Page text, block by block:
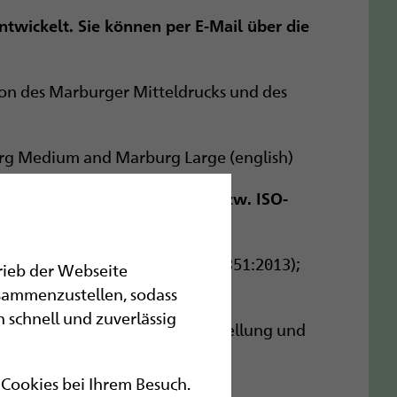
Sie können per E-Mail über die
des Marburger Mitteldrucks und des
Medium and Marburg Large (english)
in folgenden DIN- bzw. ISO-
(ISO 17351:2013);
– Anforderungen an die Darstellung und
der Webseite
sodass
und zuverlässig
bei Ihrem Besuch.